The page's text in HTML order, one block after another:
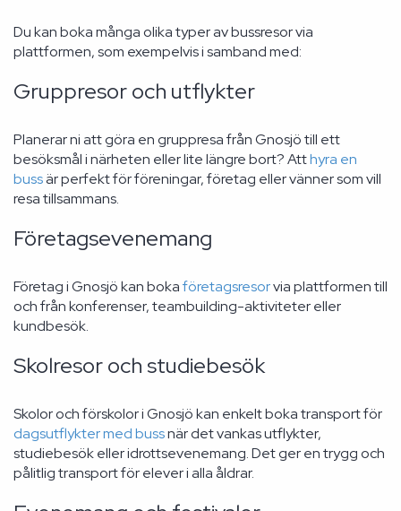
Du kan boka många olika typer av bussresor via
plattformen, som exempelvis i samband med:
Gruppresor och utflykter
Planerar ni att göra en gruppresa från Gnosjö till ett
besöksmål i närheten eller lite längre bort? Atthyra en
bussär perfekt för föreningar, företag eller vänner som vill
resa tillsammans.
Företagsevenemang
Företag i Gnosjö kan bokaföretagsresorvia plattformen till
och från konferenser, teambuilding-aktiviteter eller
kundbesök.
Skolresor och studiebesök
Skolor och förskolor i Gnosjö kan enkelt boka transport för
dagsutflykter med bussnär det vankas utflykter,
studiebesök eller idrottsevenemang. Det ger en trygg och
pålitlig transport för elever i alla åldrar.